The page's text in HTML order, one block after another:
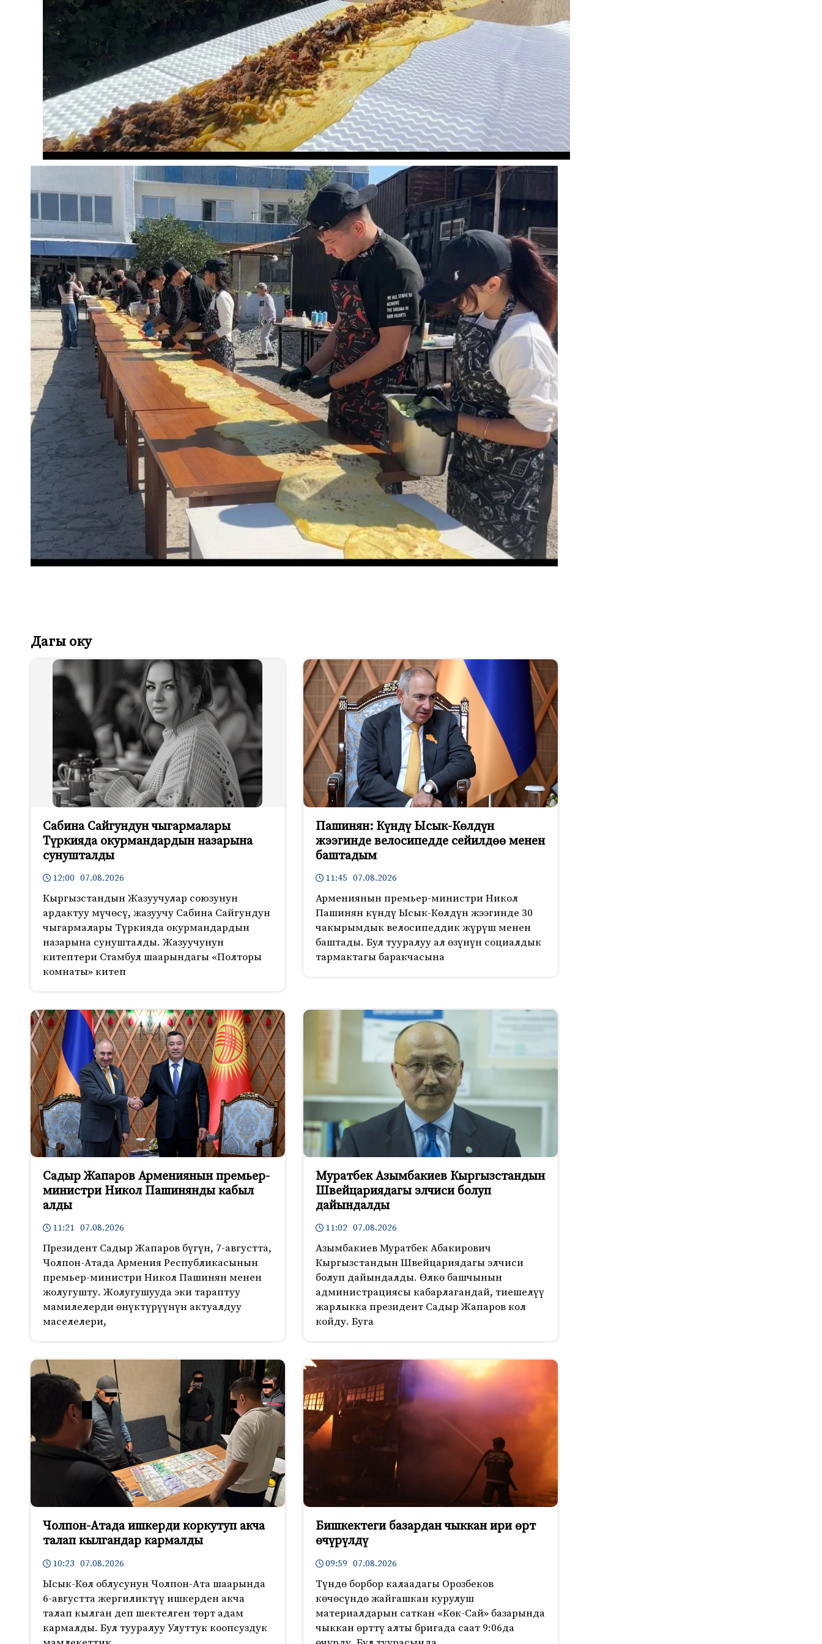
Дагы оку
Сабина Сайгундун чыгармалары
Түркияда окурмандардын назарына
сунушталды
12:00 07.08.2026
Кыргызстандын Жазуучулар союзунун
ардактуу мүчөсү, жазуучу Сабина Сайгундун
чыгармалары Түркияда окурмандардын
назарына сунушталды. Жазуучунун
китептери Стамбул шаарындагы «Полторы
комнаты» китеп
Пашинян: Күндү Ысык-Көлдүн
жээгинде велосипедде сейилдөө менен
баштадым
11:45 07.08.2026
Армениянын премьер-министри Никол
Пашинян күндү Ысык-Көлдүн жээгинде 30
чакырымдык велосипеддик жүрүш менен
баштады. Бул тууралуу ал өзүнүн социалдык
тармактагы баракчасына
Садыр Жапаров Армениянын премьер-
министри Никол Пашинянды кабыл
алды
11:21 07.08.2026
Президент Садыр Жапаров бүгүн, 7-августта,
Чолпон-Атада Армения Республикасынын
премьер-министри Никол Пашинян менен
жолугушту. Жолугушууда эки тараптуу
мамилелерди өнүктүрүүнүн актуалдуу
маселелери,
Муратбек Азымбакиев Кыргызстандын
Швейцариядагы элчиси болуп
дайындалды
11:02 07.08.2026
Азымбакиев Муратбек Абакирович
Кыргызстандын Швейцариядагы элчиси
болуп дайындалды. Өлкө башчынын
администрациясы кабарлагандай, тиешелүү
жарлыкка президент Садыр Жапаров кол
койду. Буга
Чолпон-Атада ишкерди коркутуп акча
талап кылгандар кармалды
10:23 07.08.2026
Ысык-Көл облусунун Чолпон-Ата шаарында
6-августта жергиликтүү ишкерден акча
талап кылган деп шектелген төрт адам
кармалды. Бул тууралуу Улуттук коопсуздук
Бишкектеги базардан чыккан ири өрт
өчүрүлдү
09:59 07.08.2026
Түндө борбор калаадагы Орозбеков
көчөсүндө жайгашкан курулуш
материалдарын саткан «Көк-Сай» базарында
чыккан өрттү алты бригада саат 9:06да